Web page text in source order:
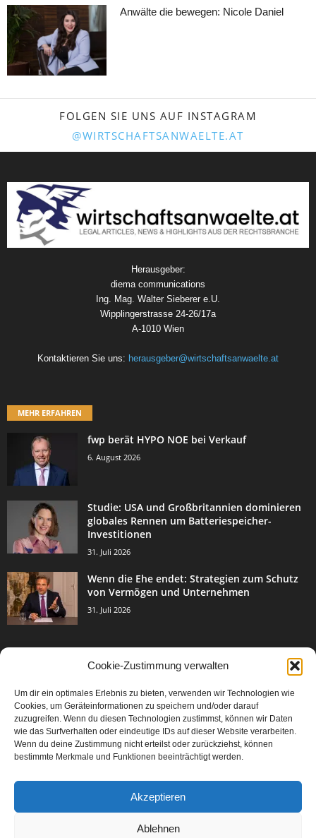
Cookie-Zustimmung verwalten
Um dir ein optimales Erlebnis zu bieten, verwenden wir Technologien wie
Cookies, um Geräteinformationen zu speichern und/oder darauf
zuzugreifen. Wenn du diesen Technologien zustimmst, können wir Daten
wie das Surfverhalten oder eindeutige IDs auf dieser Website verarbeiten.
Wenn du deine Zustimmung nicht erteilst oder zurückziehst, können
bestimmte Merkmale und Funktionen beeinträchtigt werden.
Akzeptieren
Ablehnen
Anwälte die bewegen: Nicole Daniel
FOLGEN SIE UNS AUF INSTAGRAM
@WIRTSCHAFTSANWAELTE.AT
Herausgeber:
diema communications
Ing. Mag. Walter Sieberer e.U.
Wipplingerstrasse 24-26/17a
A-1010 Wien
Kontaktieren Sie uns: herausgeber@wirtschaftsanwaelte.at
MEHR ERFAHREN
fwp berät HYPO NOE bei Verkauf
6. August 2026
Studie: USA und Großbritannien dominieren
globales Rennen um Batteriespeicher-
Investitionen
31. Juli 2026
Wenn die Ehe endet: Strategien zum Schutz
von Vermögen und Unternehmen
31. Juli 2026
Events & Success 3003
Breaking News 2067
Aktuelles
Featured Article
Karriere 567